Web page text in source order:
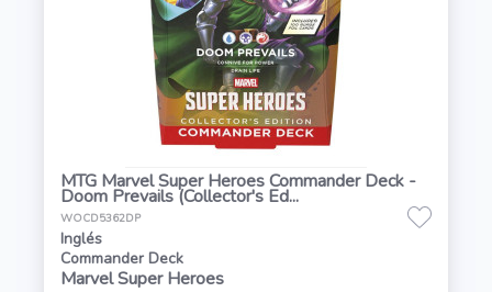
MTG Marvel Super Heroes Commander Deck -
Doom Prevails (Collector's Ed...
WOCD5362DP
Inglés
Commander Deck
Marvel Super Heroes